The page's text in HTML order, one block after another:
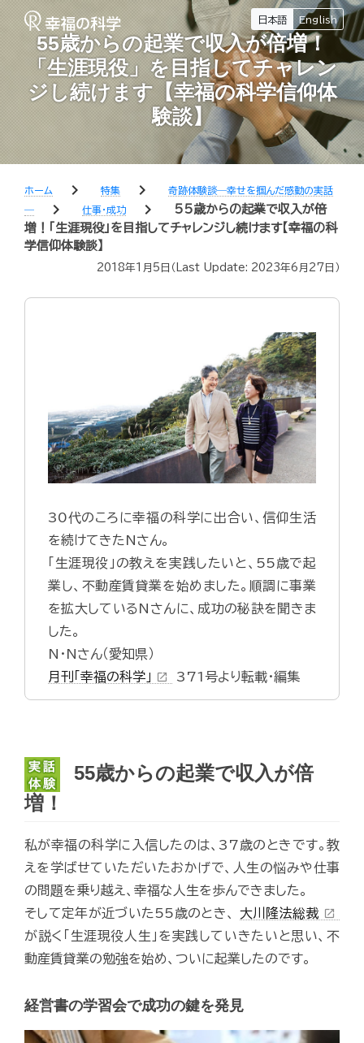
日本語 English
55歳からの起業で収入が倍増！
「生涯現役」を目指してチャレン
ジし続けます【幸福の科学信仰体
験談】
ホーム chevron_right 特集 chevron_right
奇跡体験談―幸せを掴んだ感動の実話
―
chevron_right 仕事・成功 chevron_right
55歳からの起業で収入が倍
増！「生涯現役」を目指してチャレンジし続けます【幸福の科
学信仰体験談】
2018年1月5日 （Last Update: 2023年6月27日 ）
30代のころに幸福の科学に出合い、信仰生活
を続けてきたNさん。
「生涯現役」の教えを実践したいと、55歳で起
業し、不動産賃貸業を始めました。順調に事業
を拡大しているNさんに、成功の秘訣を聞きま
した。
N・Nさん（愛知県）
月刊「幸福の科学」 open_in_new 371号より転載・編集
55歳からの起業で収入が倍
増！
私が幸福の科学に入信したのは、37歳のときです。教
えを学ばせていただいたおかげで、人生の悩みや仕事
の問題を乗り越え、幸福な人生を歩んできました。
そして定年が近づいた55歳のとき、 大川隆法総裁 open_in_new
が説く「生涯現役人生」を実践していきたいと思い、不
動産賃貸業の勉強を始め、ついに起業したのです。
経営書の学習会で成功の鍵を発見